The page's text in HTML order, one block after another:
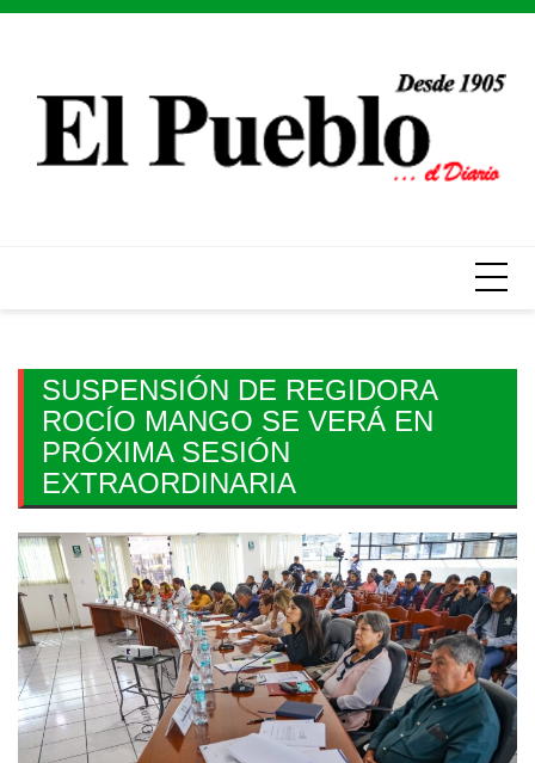
Skip
SUSPENSIÓN DE REGIDORA
ROCÍO MANGO SE VERÁ EN
PRÓXIMA SESIÓN
EXTRAORDINARIA